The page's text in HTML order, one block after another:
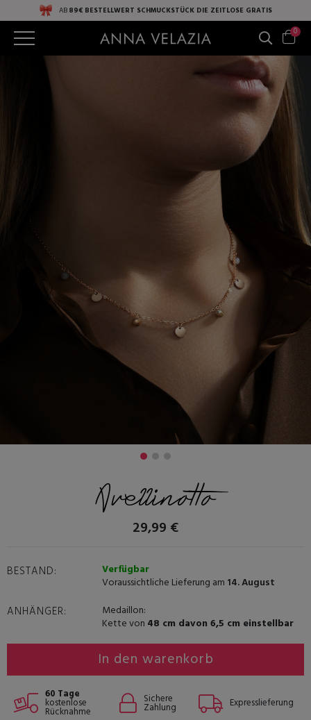
AB89€ BESTELLWERT SCHMUCKSTÜCK DIE ZEITLOSE GRATIS
0
Avellinotto
29,99 €
BESTAND:
Verfügbar
Voraussichtliche Lieferung am 14. August
ANHÄNGER:
Medaillon:
Kette von 48 cm davon 6,5 cm einstellbar
In den warenkorb
60 Tage
kostenlose
Rücknahme
Sichere
Zahlung Expresslieferung